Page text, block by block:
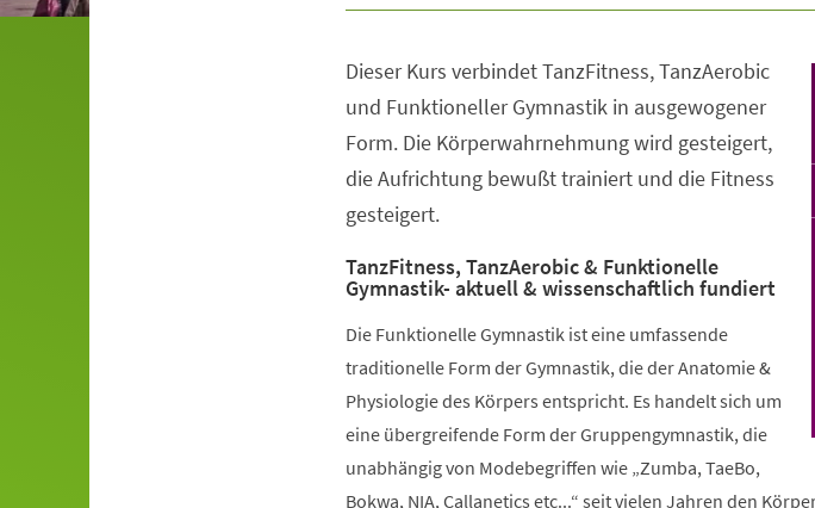
Dieser Kurs verbindet TanzFitness, TanzAerobic
und Funktioneller Gymnastik in ausgewogener
Form. Die Körperwahrnehmung wird gesteigert,
die Aufrichtung bewußt trainiert und die Fitness
gesteigert.
TanzFitness, TanzAerobic & Funktionelle
Gymnastik- aktuell & wissenschaftlich fundiert
Die Funktionelle Gymnastik ist eine umfassende
traditionelle Form der Gymnastik, die der Anatomie &
Physiologie des Körpers entspricht. Es handelt sich um
eine übergreifende Form der Gruppengymnastik, die
unabhängig von Modebegriffen wie „Zumba, TaeBo,
Bokwa, NIA, Callanetics etc...“ seit vielen Jahren den